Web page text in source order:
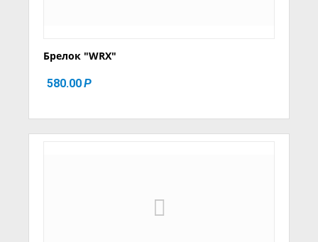
Брелок "WRX"
580.00Р